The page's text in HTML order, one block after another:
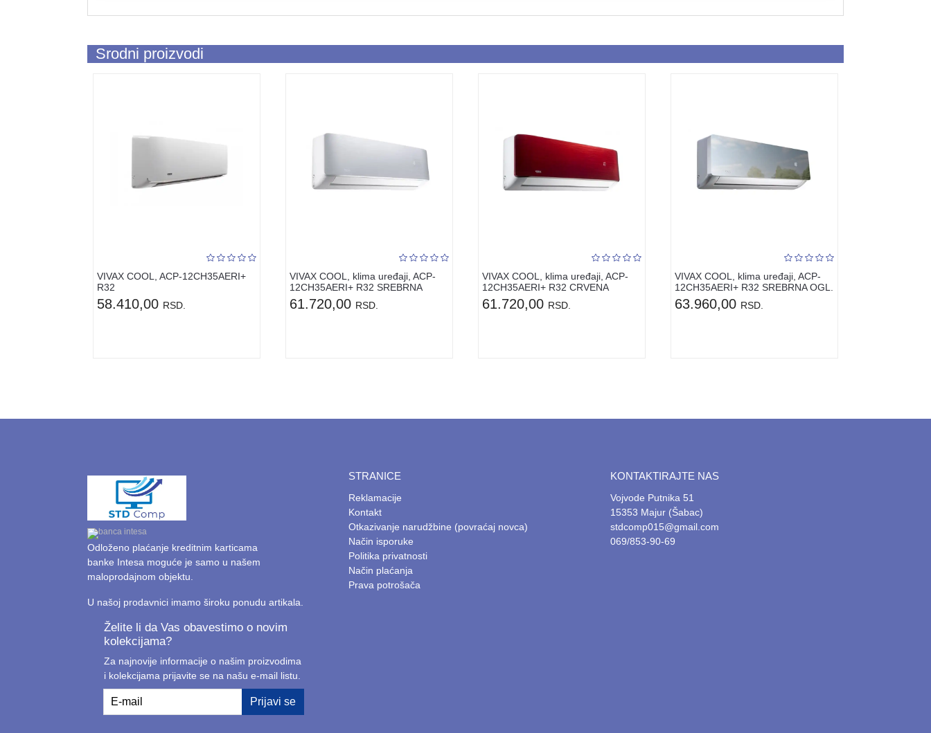
Srodni proizvodi
VIVAX COOL, ACP-12CH35AERI+
R32
58.410,00 RSD.
VIVAX COOL, klima uređaji, ACP-
12CH35AERI+ R32 SREBRNA
61.720,00 RSD.
VIVAX COOL, klima uređaji, ACP-
12CH35AERI+ R32 CRVENA
61.720,00 RSD.
VIVAX COOL, klima uređaji, ACP-
12CH35AERI+ R32 SREBRNA OGL.
63.960,00 RSD.
Odloženo plaćanje kreditnim karticama
banke Intesa moguće je samo u našem
maloprodajnom objektu.
U našoj prodavnici imamo široku ponudu artikala.
STRANICE
Reklamacije
Kontakt
Otkazivanje narudžbine (povraćaj novca)
Način isporuke
Politika privatnosti
Način plaćanja
Prava potrošača
KONTAKTIRAJTE NAS
Vojvode Putnika 51
15353 Majur (Šabac)
stdcomp015@gmail.com
069/853-90-69
Želite li da Vas obavestimo o novim
kolekcijama?
Za najnovije informacije o našim proizvodima
i kolekcijama prijavite se na našu e-mail listu.
E-mail
Prijavi se